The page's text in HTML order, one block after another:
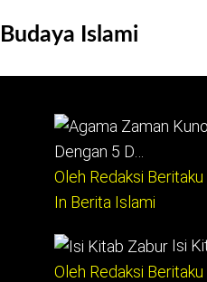
Budaya Islami
Dengan 5 D…
Oleh Redaksi Beritaku
In Berita Islami
Isi
Oleh Redaksi Beritaku